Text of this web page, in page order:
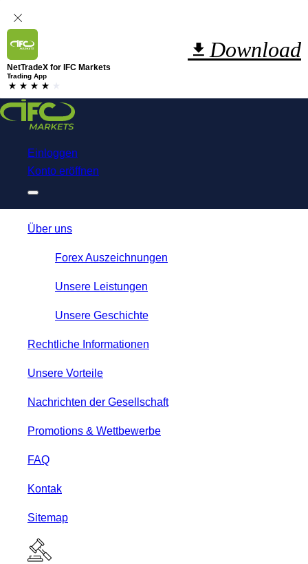
NetTradeX for IFC Markets
Trading App
Download
Einloggen
Konto eröffnen
Über uns
Forex Auszeichnungen
Unsere Leistungen
Unsere Geschichte
Rechtliche Informationen
Unsere Vorteile
Nachrichten der Gesellschaft
Promotions & Wettbewerbe
FAQ
Kontak
Sitemap